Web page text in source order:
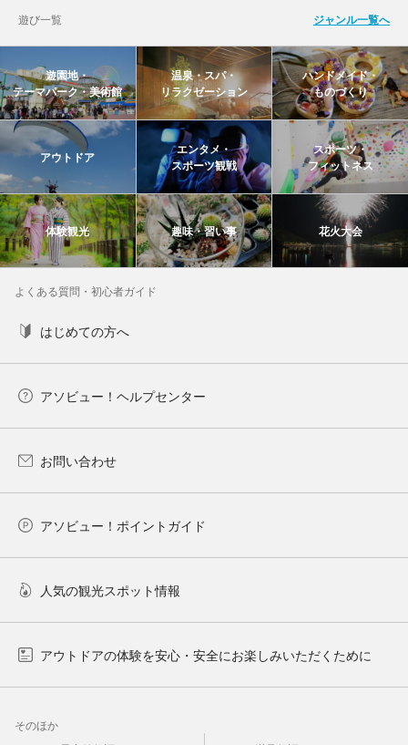
遊び一覧 ジャンル一覧へ
遊園地・
テーマパーク・美術館
温泉・スパ・
リラクゼーション
ハンドメイド・
ものづくり
アウトドア
エンタメ・
スポーツ観戦
スポーツ・
フィットネス
体験観光 趣味・習い事 花火大会
よくある質問・初心者ガイド
はじめての方へ
アソビュー！ヘルプセンター
お問い合わせ
アソビュー！ポイントガイド
人気の観光スポット情報
アウトドアの体験を安心・安全にお楽しみいただくために
そのほか